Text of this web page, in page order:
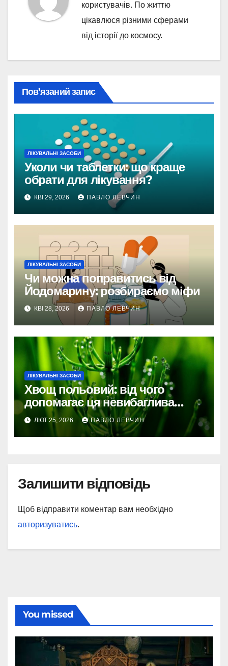
користувачів. По життю
цікавлюся різними сферами
від історії до космосу.
Пов’язаний запис
ЛІКУВАЛЬНІ ЗАСОБИ
Уколи чи таблетки: що краще
обрати для лікування?
КВІ 29, 2026 ПАВЛО ЛЕВЧИН
ЛІКУВАЛЬНІ ЗАСОБИ
Чи можна поправитись від
Йодомарину: розбираємо міфи
КВІ 28, 2026 ПАВЛО ЛЕВЧИН
ЛІКУВАЛЬНІ ЗАСОБИ
Хвощ польовий: від чого
допомагає ця невибаглива
трава
ЛЮТ 25, 2026 ПАВЛО ЛЕВЧИН
Залишити відповідь
Щоб відправити коментар вам необхідно
авторизуватись.
You missed